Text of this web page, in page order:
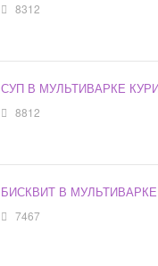
8312
СУП В МУЛЬТИВАРКЕ
8812
БИСКВИТ В
7467